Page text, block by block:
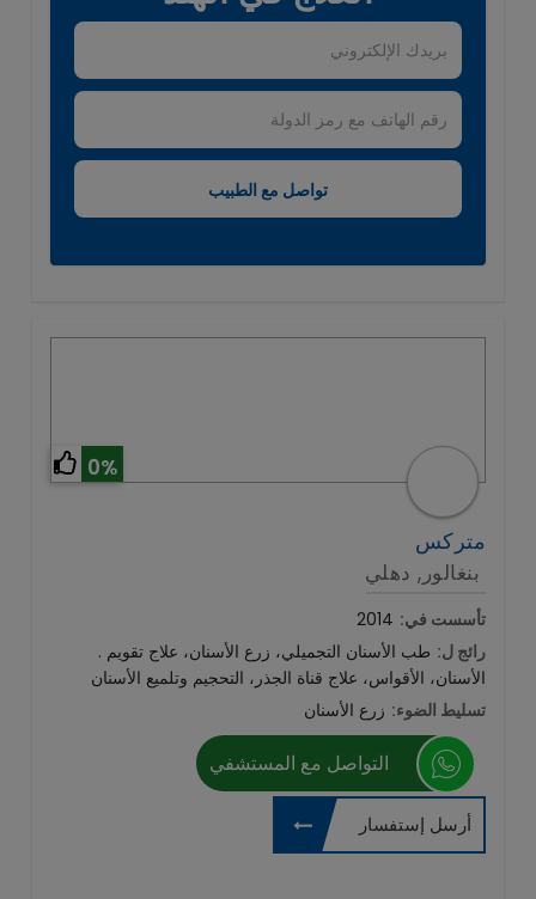
0%
متركس
بنغالور, دهلي
تأسست في: 2014
رائج ل:
. طب الأسنان التجميلي، زرع الأسنان، علاج تقويم
الأسنان، الأقواس، علاج قناة الجذر، التحجيم وتلميع الأسنان
تسليط الضوء: زرع الأسنان
التواصل مع المستشفي
أرسل إستفسار